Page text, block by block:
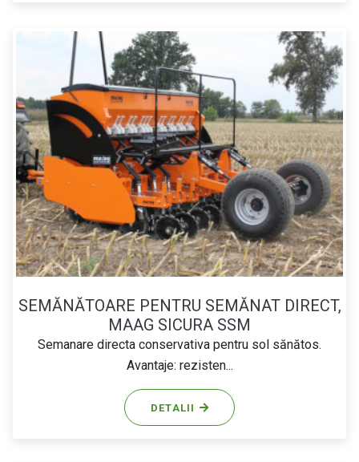
SEMĂNĂTOARE PENTRU SEMĂNAT DIRECT,
MAAG SICURA SSM
Semanare directa conservativa pentru sol sănătos.
Avantaje: rezisten...
DETALII